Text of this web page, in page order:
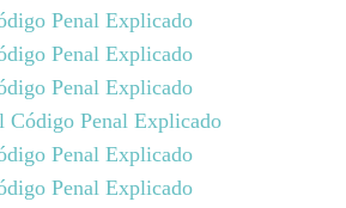
Penal Explicado
Penal Explicado
Penal Explicado
Penal Explicado
Penal Explicado
Penal Explicado